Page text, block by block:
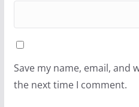
Save my name, email, and
the next time I comment.